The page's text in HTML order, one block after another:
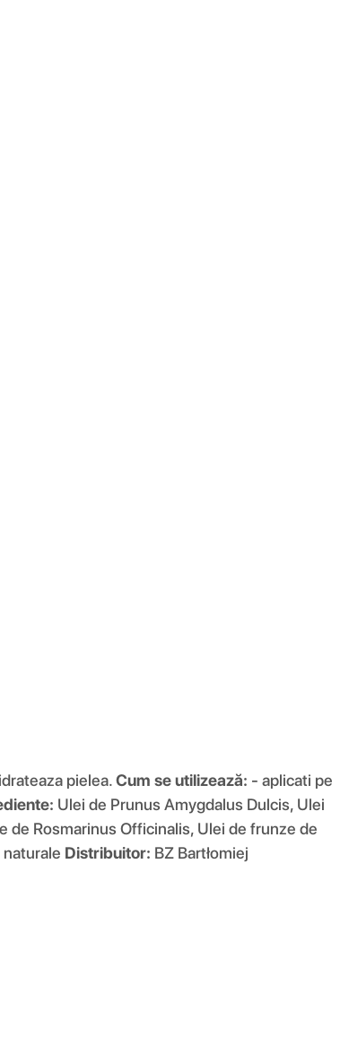
pielea.Cum se utilizează: - aplicati pe
Ulei de Prunus Amygdalus Dulcis, Ulei
de Rosmarinus Officinalis, Ulei de frunze de
Distribuitor: BZ Bartłomiej